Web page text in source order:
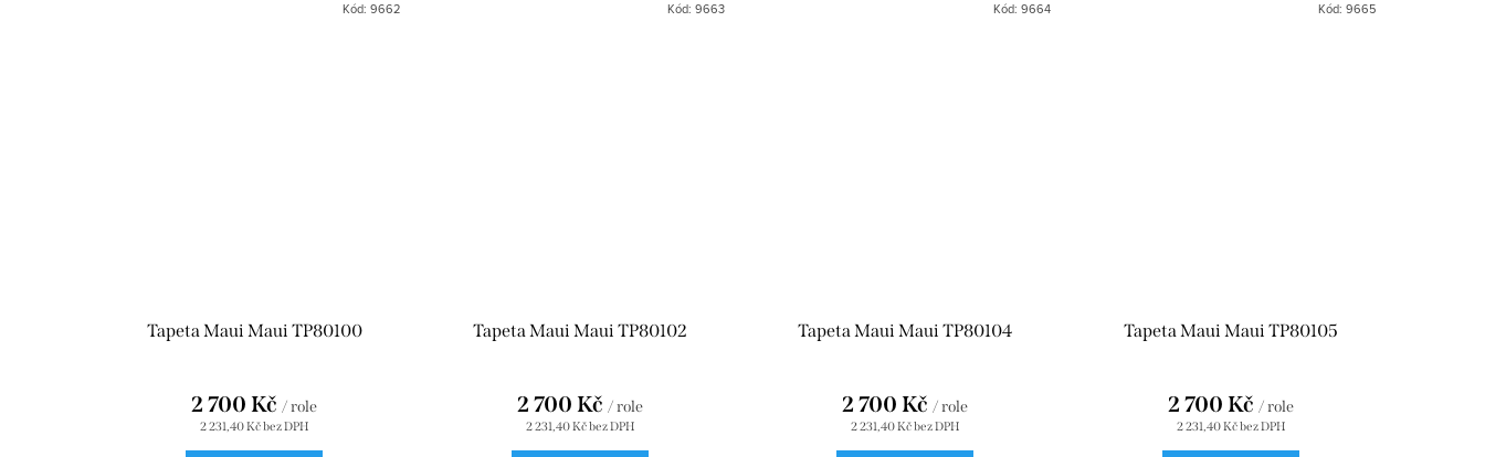
Kód: 9662 Kód: 9663 Kód: 9664 Kód: 9665
Tapeta Maui Maui TP80100
2 231,40 Kč bez DPH
2 700 Kč / role
Tapeta Maui Maui TP80102
2 231,40 Kč bez DPH
2 700 Kč / role
Tapeta Maui Maui TP80104
2 231,40 Kč bez DPH
2 700 Kč / role
Tapeta Maui Maui TP80105
2 231,40 Kč bez DPH
2 700 Kč / role